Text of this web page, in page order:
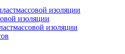
изоляции
изоляции
изоляции